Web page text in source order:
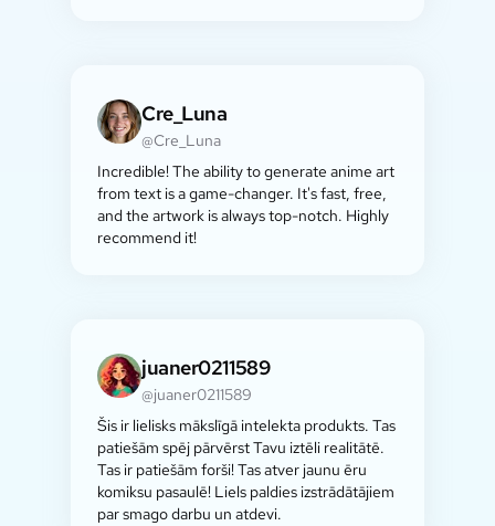
Cre_Luna
@Cre_Luna
Incredible! The ability to generate anime art
from text is a game-changer. It's fast, free,
and the artwork is always top-notch. Highly
recommend it!
juaner0211589
@juaner0211589
Šis ir lielisks mākslīgā intelekta produkts. Tas
patiešām spēj pārvērst Tavu iztēli realitātē.
Tas ir patiešām forši! Tas atver jaunu ēru
komiksu pasaulē! Liels paldies izstrādātājiem
par smago darbu un atdevi.